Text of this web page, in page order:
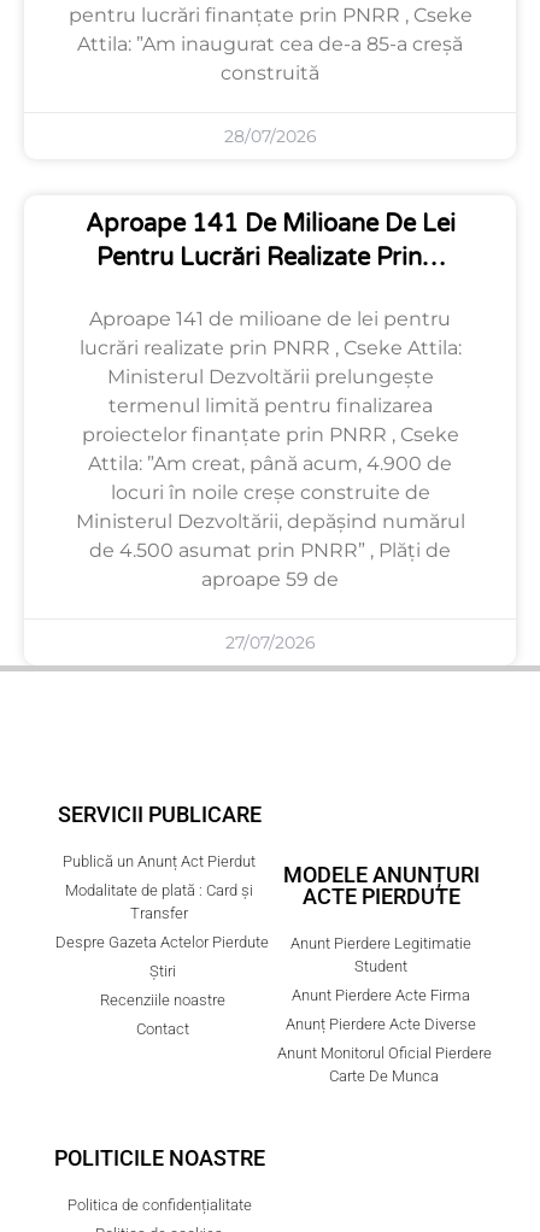
pentru lucrări finanțate prin PNRR , Cseke
Attila: ”Am inaugurat cea de-a 85-a creșă
construită
28/07/2026
Aproape 141 De Milioane De Lei
Pentru Lucrări Realizate Prin…
Aproape 141 de milioane de lei pentru
lucrări realizate prin PNRR , Cseke Attila:
Ministerul Dezvoltării prelungește
termenul limită pentru finalizarea
proiectelor finanțate prin PNRR , Cseke
Attila: ”Am creat, până acum, 4.900 de
locuri în noile creșe construite de
Ministerul Dezvoltării, depășind numărul
de 4.500 asumat prin PNRR” , Plăți de
aproape 59 de
27/07/2026
SERVICII PUBLICARE
Publică un Anunț Act Pierdut
Modalitate de plată : Card și
Transfer
Despre Gazeta Actelor Pierdute
Știri
Recenziile noastre
Contact
MODELE ANUNȚURI
ACTE PIERDUTE
Anunt Pierdere Legitimatie
Student
Anunt Pierdere Acte Firma
Anunț Pierdere Acte Diverse
Anunt Monitorul Oficial Pierdere
Carte De Munca
POLITICILE NOASTRE
Politica de confidențialitate